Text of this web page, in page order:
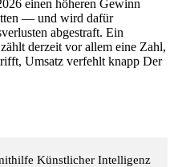
einen höheren Gewinn
— und wird dafür
abgestraft. Ein
derzeit vor allem eine Zahl,
Umsatz verfehlt knapp Der
Künstlicher Intelligenz